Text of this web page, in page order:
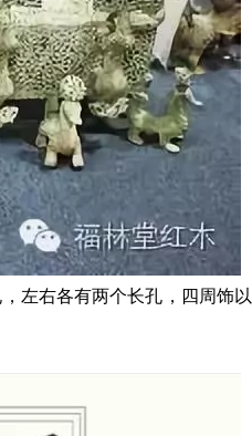
左右各有两个长孔，四周饰以